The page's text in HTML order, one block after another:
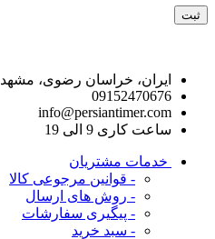
ایران، خراسان رضوی، مشهد
09152470676
info@persiantimer.com
ساعت کاری 9 الی 19
خدمات مشتریان
- قوانین مرجوعی کالا
- روش های ارسال
- پیگیری سفارشات
- سبد خرید